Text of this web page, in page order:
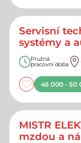
Servisní
systémy a
Pružná
pracovní doba
45 000 - 50
MISTR
mzdou a